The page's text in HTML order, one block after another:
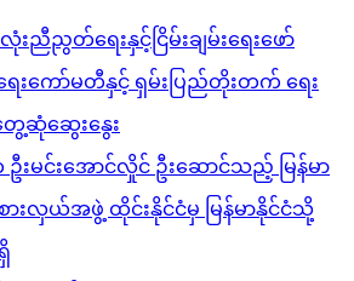
းညီညွတ်ရေးနှင့်ငြိမ်းချမ်းရေးဖော်
းကော်မတီနှင့် ရှမ်းပြည်တိုးတက် ရေး
ေ့ဆုံဆွေးနွေး
းမင်းအောင်လှိုင် ဦးဆောင်သည့် မြန်မာ
းလှယ်အဖွဲ့ ထိုင်းနိုင်ငံမှ မြန်မာနိုင်ငံသို့